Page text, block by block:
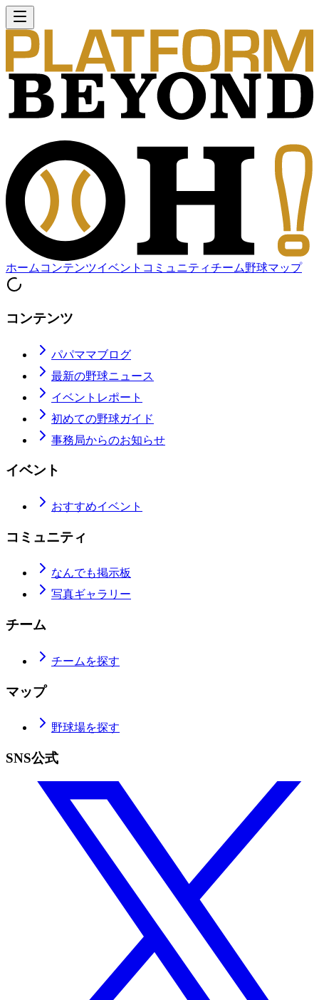
ホーム コンテンツイベント コミュニティチーム野球マップ
コンテンツ
パパママブログ
最新の野球ニュース
イベントレポート
初めての野球ガイド
事務局からのお知らせ
イベント
おすすめイベント
コミュニティ
なんでも掲示板
写真ギャラリー
チーム
チームを探す
マップ
野球場を探す
SNS公式